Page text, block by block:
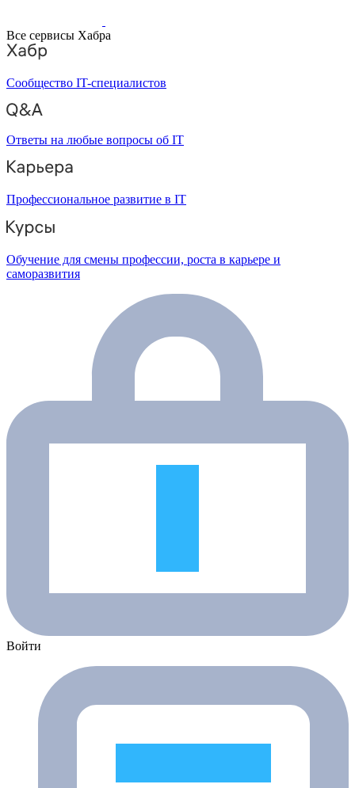
Все сервисы Хабра
Сообщество IT-специалистов
Ответы на любые вопросы об IT
Профессиональное развитие в IT
Обучение для смены профессии, роста в карьере и
саморазвития
Войти